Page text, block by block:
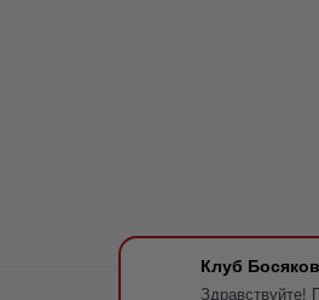
Клуб Босяков
Здравствуйте!